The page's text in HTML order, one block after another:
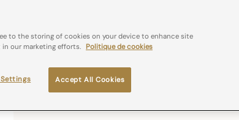
Couleurs :CER_BLE
to the storing of cookies on your device to enhance site
in our marketing efforts. Politique de cookies
Accept All Cookies